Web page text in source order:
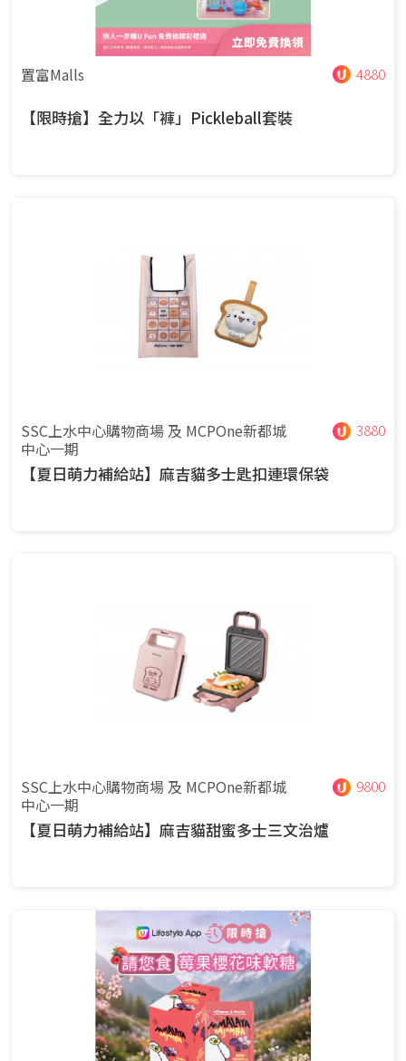
置富Malls 4880
【限時搶】全力以「褲」Pickleball套裝
SSC上水中心購物商場 及 MCPOne新都城
中心一期
3880
【夏日萌力補給站】麻吉貓多士匙扣連環保袋
SSC上水中心購物商場 及 MCPOne新都城
中心一期
9800
【夏日萌力補給站】麻吉貓甜蜜多士三文治爐